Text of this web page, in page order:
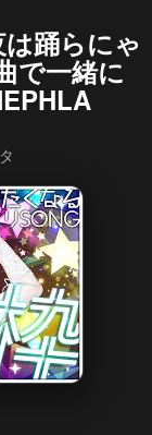
踊らにゃ
で一緒に